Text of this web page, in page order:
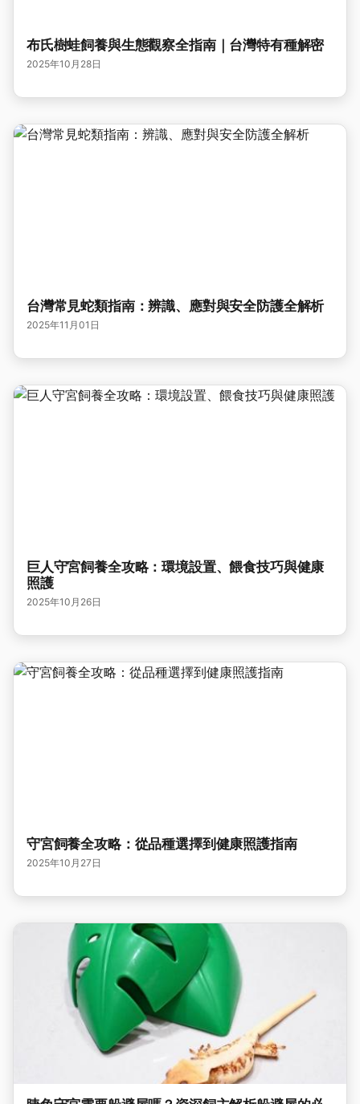
布氏樹蛙飼養與生態觀察全指南｜台灣特有種解密
2025年10月28日
台灣常見蛇類指南：辨識、應對與安全防護全解析
2025年11月01日
巨人守宮飼養全攻略：環境設置、餵食技巧與健康
照護
2025年10月26日
守宮飼養全攻略：從品種選擇到健康照護指南
2025年10月27日